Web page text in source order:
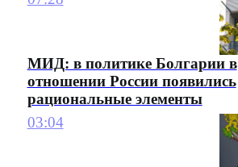
МИД: в политике Болгарии в
отношении России появились
рациональные элементы
03:04